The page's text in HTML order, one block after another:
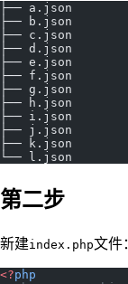
├── a.json
├── b.json
├── c.json
├── d.json
├── e.json
├── f.json
├── g.json
├── h.json
├── i.json
├── j.json
├── k.json
└── l.json
第二步
新建index.php文件
<?php